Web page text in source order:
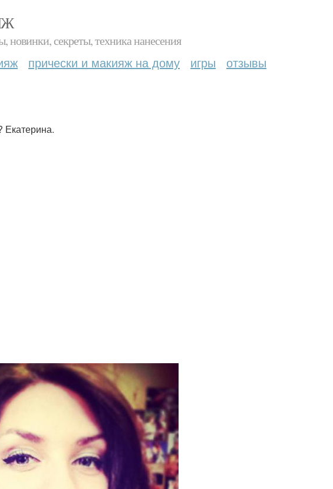
новинки, секреты, техника нанесения
прически и макияж на дому игры отзывы
Екатерина.